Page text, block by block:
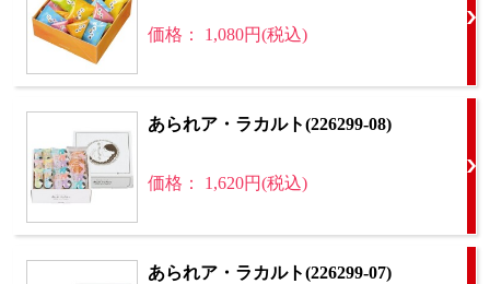
価格： 1,080円(税込)
あられア・ラカルト(226299-08)
価格： 1,620円(税込)
あられア・ラカルト(226299-07)